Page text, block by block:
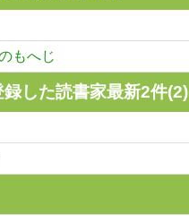
もへじ
した読書家最新2件(2)